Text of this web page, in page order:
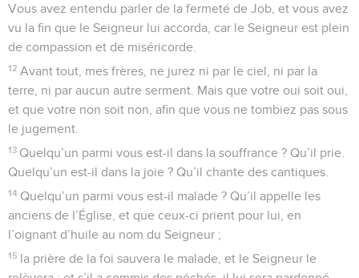
Avec *Jacques et Jean, il fit partie de son cercle d’intimes.
Ce fut lui qui, le premier, le reconnut comme *Messie, et
qui, pourtant, le renia par trois fois. Mais il reconnut sa faute
et Jésus lui pardonna. Pierre joua alors un rôle éminent au
début de l’Eglise chrétienne, à la Pentecôte (Ac 2) et
jusqu’à la Conférence de *Jérusalem (Ac 15). Jésus avait
prédit qu’il mourrait martyr (Jn 21.18).
Pierre nous dit que c’est par *Silvain (Silas) qu’il a écrit cette
lettre (5.12). Celle-ci se présente comme une circulaire
écrite de « Babylone », c’est-à-dire, sans doute, de Rome, à
des chrétiens de fraîche date (2.2), membres d’Eglises de
différentes provinces d’*Asie mineure (la Turquie actuelle).